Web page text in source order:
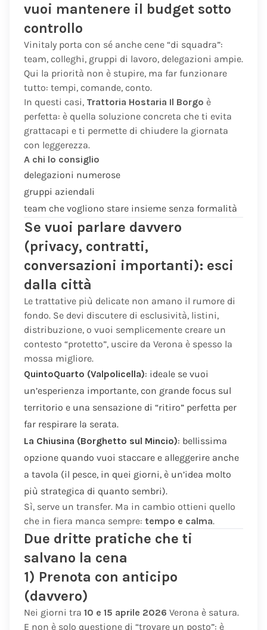
vuoi mantenere il budget sotto
controllo
Vinitaly porta con sé anche cene “di squadra”:
team, colleghi, gruppi di lavoro, delegazioni ampie.
Qui la priorità non è stupire, ma far funzionare
tutto: tempi, comande, conto.
In questi casi, Trattoria Hostaria Il Borgo è
perfetta: è quella soluzione concreta che ti evita
grattacapi e ti permette di chiudere la giornata
con leggerezza.
A chi lo consiglio
delegazioni numerose
gruppi aziendali
team che vogliono stare insieme senza formalità
Se vuoi parlare davvero
(privacy, contratti,
conversazioni importanti): esci
dalla città
Le trattative più delicate non amano il rumore di
fondo. Se devi discutere di esclusività, listini,
distribuzione, o vuoi semplicemente creare un
contesto “protetto”, uscire da Verona è spesso la
mossa migliore.
QuintoQuarto (Valpolicella): ideale se vuoi
un’esperienza importante, con grande focus sul
territorio e una sensazione di “ritiro” perfetta per
far respirare la serata.
La Chiusina (Borghetto sul Mincio): bellissima
opzione quando vuoi staccare e alleggerire anche
a tavola (il pesce, in quei giorni, è un’idea molto
più strategica di quanto sembri).
Sì, serve un transfer. Ma in cambio ottieni quello
che in fiera manca sempre: tempo e calma.
Due dritte pratiche che ti
salvano la cena
1) Prenota con anticipo
(davvero)
Nei giorni tra 10 e 15 aprile 2026 Verona è satura.
E non è solo questione di “trovare un posto”: è